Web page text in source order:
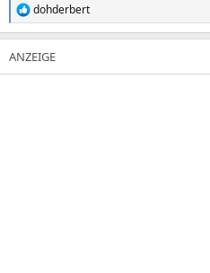
R
e
a
k
t
dohderbert